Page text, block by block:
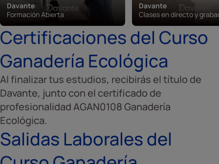
Davante
Formación Abierta
Davante
Clases en directo y
Certificaciones del Curso
Ganadería Ecológica
Al finalizar tus estudios, recibirás el título de
Davante, junto con el certificado de
profesionalidad AGAN0108 Ganadería
Ecológica.
Salidas Laborales del